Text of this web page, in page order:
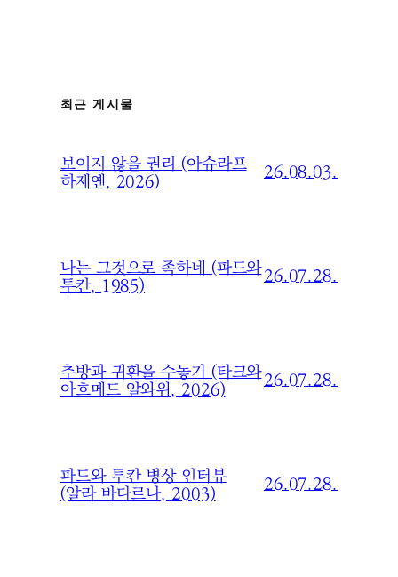
최근 게시물
보이지 않을 권리 (아슈라프
하제옌, 2026) 26.08.03.
나는 그것으로 족하네 (파드와
투칸, 1985) 26.07.28.
추방과 귀환을 수놓기 (타크와
아흐메드 알와위, 2026) 26.07.28.
파드와 투칸 병상 인터뷰
(알라 바다르나, 2003) 26.07.28.